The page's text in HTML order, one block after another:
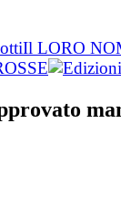
Il LORO